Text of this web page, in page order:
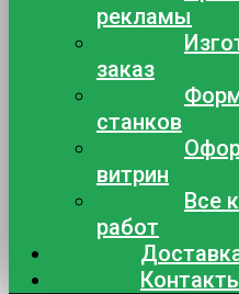
рекламы
заказ
станков
витрин
Все
работ